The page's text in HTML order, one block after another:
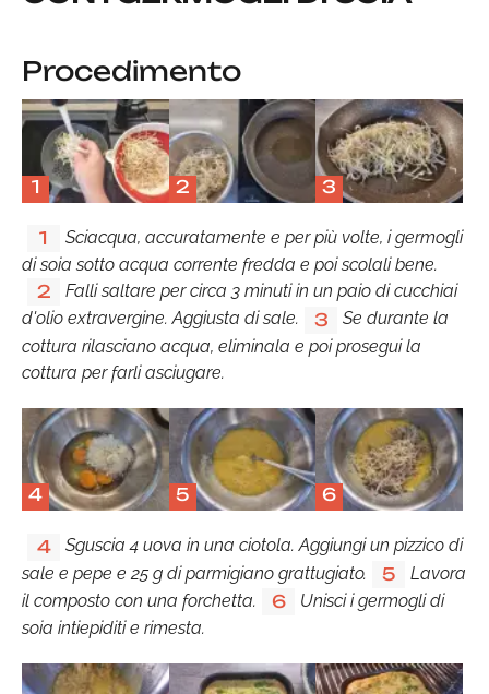
Procedimento
1 2 3
1
Sciacqua, accuratamente e per più volte, i germogli
di soia sotto acqua corrente fredda e poi scolali bene.
2
Falli saltare per circa 3 minuti in un paio di cucchiai
d'olio extravergine. Aggiusta di sale.
3
Se durante la
cottura rilasciano acqua, eliminala e poi prosegui la
cottura per farli asciugare.
4 5 6
4
Sguscia 4 uova in una ciotola. Aggiungi un pizzico di
sale e pepe e 25 g di parmigiano grattugiato.
5
Lavora
il composto con una forchetta.
6
Unisci i germogli di
soia intiepiditi e rimesta.